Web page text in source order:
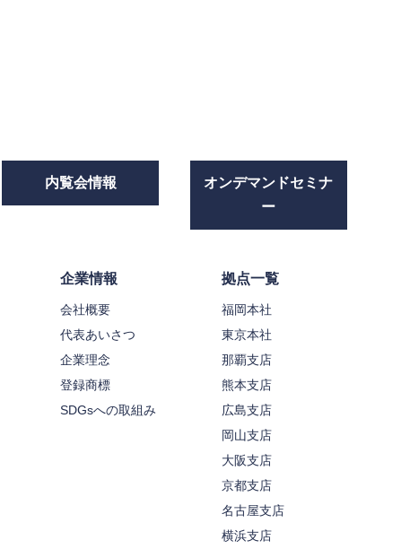
内覧会情報
オンデマンドセミナ
ー
企業情報
会社概要
代表あいさつ
企業理念
登録商標
SDGsへの取組み
拠点一覧
福岡本社
東京本社
那覇支店
熊本支店
広島支店
岡山支店
大阪支店
京都支店
名古屋支店
横浜支店